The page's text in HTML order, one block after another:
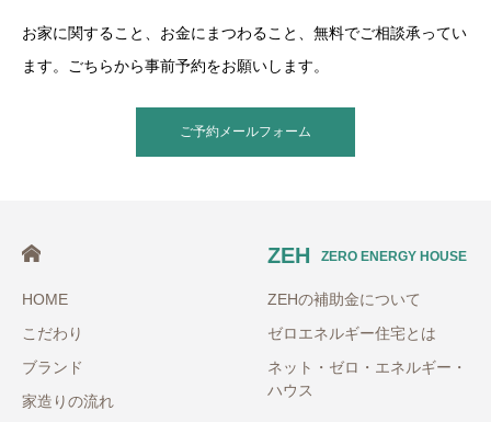
お家に関すること、お金にまつわること、無料でご相談承ってい
ます。ごちらから事前予約をお願いします。
ご予約メールフォーム
HOME
こだわり
ブランド
家造りの流れ
ZEH ZERO ENERGY HOUSE
ZEHの補助金について
ゼロエネルギー住宅とは
ネット・ゼロ・エネルギー・
ハウス